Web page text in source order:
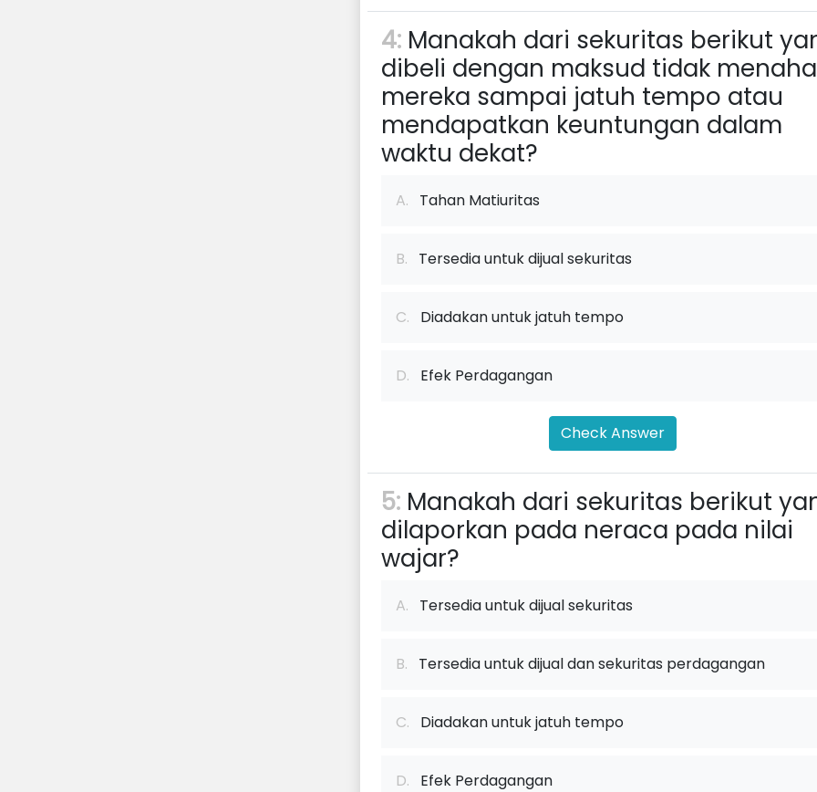
4: Manakah dari sekuritas berikut
dibeli dengan maksud tidak
mereka sampai jatuh tempo atau
mendapatkan keuntungan dalam
waktu dekat?
A. Tahan Matiuritas
B. Tersedia untuk dijual sekuritas
C. Diadakan untuk jatuh tempo
D. Efek Perdagangan
Check Answer
5: Manakah dari sekuritas berikut
dilaporkan pada neraca pada nilai
wajar?
A. Tersedia untuk dijual sekuritas
B. Tersedia untuk dijual dan sekuritas perdagangan
C. Diadakan untuk jatuh tempo
D. Efek Perdagangan